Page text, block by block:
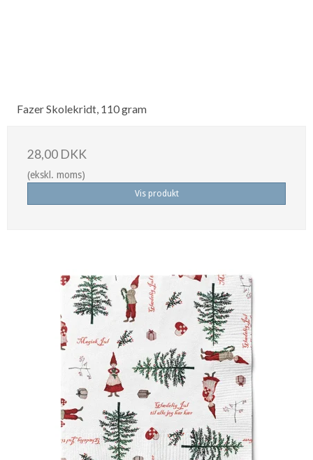
Fazer Skolekridt, 110 gram
28,00 DKK
(ekskl. moms)
Vis produkt